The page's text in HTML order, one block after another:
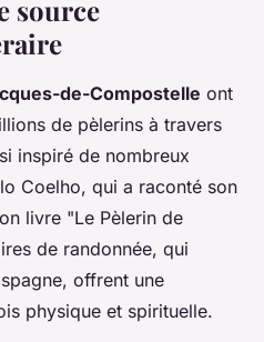
source
de-Compostelle ont
de pèlerins à travers
inspiré de nombreux
Coelho, qui a raconté son
livre "Le Pèlerin de
de randonnée, qui
offrent une
physique et spirituelle.